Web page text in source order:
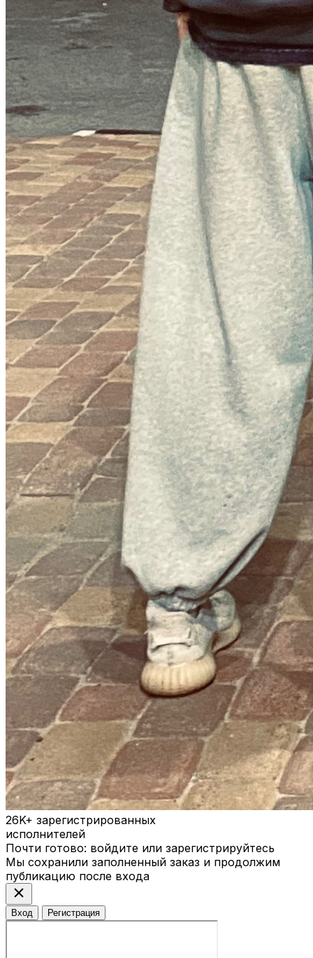
26K+ зарегистрированных
исполнителей
Почти готово: войдите или зарегистрируйтесь
Мы сохранили заполненный заказ и продолжим
публикацию после входа
close
Вход Регистрация